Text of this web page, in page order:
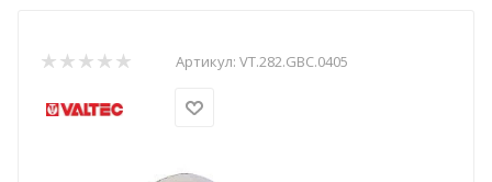
Артикул: VT.282.GBC.0405